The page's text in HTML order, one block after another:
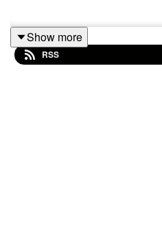
Lors de notre 3ᵉ édition du
Lien, au Théâtre de la Ville,
Show more
RSS